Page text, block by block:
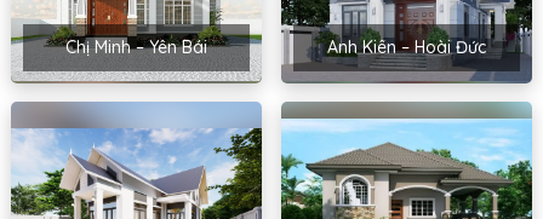
Chị Minh – Yên Bái Anh Kiên – Hoài Đức